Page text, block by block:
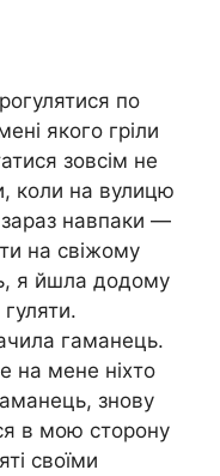
по
якого гріли
зовсім не
коли на вулицю
навпаки —
на свіжому
я йшла додому
гаманець.
на мене ніхто
знову
в мою сторону
своїми